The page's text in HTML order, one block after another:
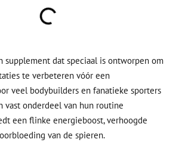
supplement dat speciaal is ontworpen om
te verbeteren vóór een
veel bodybuilders en fanatieke sporters
vast onderdeel van hun routine
een flinke energieboost, verhoogde
van de spieren.